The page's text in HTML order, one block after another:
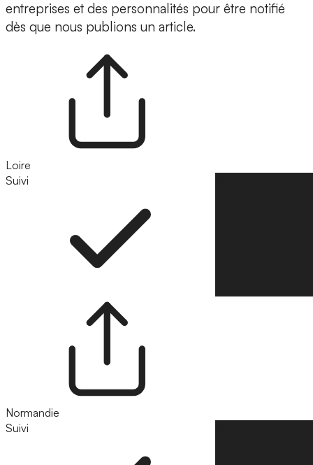
entreprises et des personnalités pour être notifié
dès que nous publions un article.
Loire
Suivi
Normandie
Suivi